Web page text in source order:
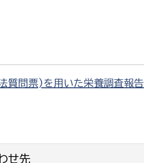
質問票)を用いた栄養調査報告
せ先